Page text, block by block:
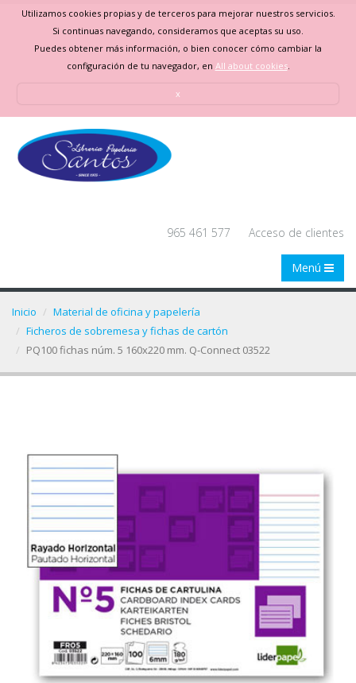
Utilizamos cookies propias y de terceros para mejorar nuestros servicios.
Si continuas navegando, consideramos que aceptas su uso.
Puedes obtener más información, o bien conocer cómo cambiar la
configuración de tu navegador, en All about cookies.
x
965 461 577 Acceso de clientes
Menú
Inicio
Material de oficina y papelería
Ficheros de sobremesa y fichas de cartón
PQ100 fichas núm. 5 160x220 mm. Q-Connect 03522